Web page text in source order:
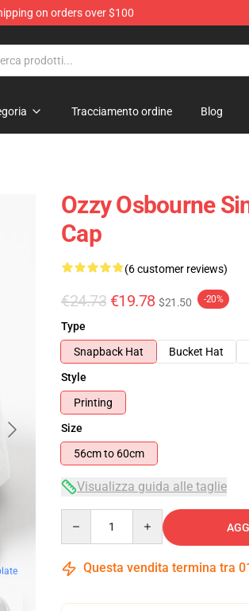
on orders over $100
Tracciamento ordine Blog
Ozzy Osbourne
Cap
(6 customer reviews)
€24.73 €19.78 $21.50 -20%
Type
Snapback Hat
Bucket Hat
Style
Printing
Size
56cm to 60cm
Visualizza guida alle taglie
Questa vendita termina tra